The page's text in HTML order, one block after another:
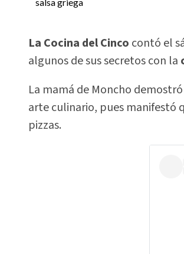
La Cocina del Cinco contó el
algunos de sus secretos con la
La mamá de Moncho
arte culinario, pues manifestó
pizzas.